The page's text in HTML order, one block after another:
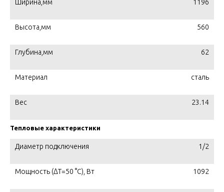
Ширина,мм 1196
Высота,мм 560
Глубина,мм 62
Материал сталь
Вес 23.14
Тепловые характеристики
Диаметр подключения 1/2
Мощность (ΔT=50 °C), Вт 1092